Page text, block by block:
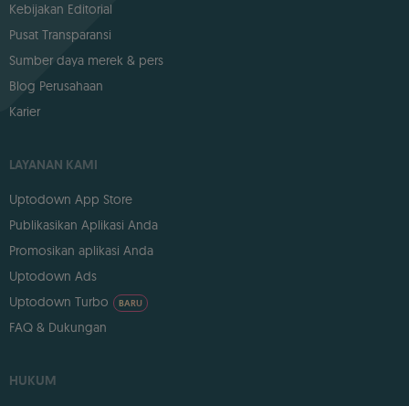
Kebijakan Editorial
Pusat Transparansi
Sumber daya merek & pers
Blog Perusahaan
Karier
LAYANAN KAMI
Uptodown App Store
Publikasikan Aplikasi Anda
Promosikan aplikasi Anda
Uptodown Ads
Uptodown Turbo
BARU
FAQ & Dukungan
HUKUM